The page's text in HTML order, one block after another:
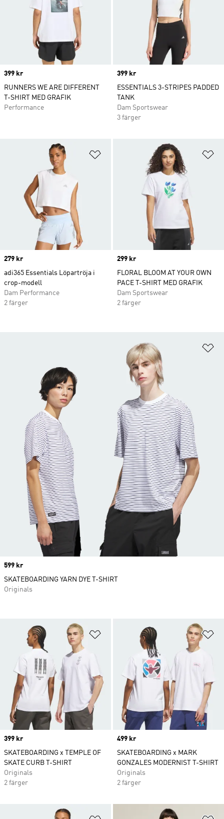
Price
399 kr
RUNNERS WE ARE DIFFERENT
T-SHIRT MED GRAFIK
Performance
Price
399 kr
ESSENTIALS 3-STRIPES PADDED
TANK
Dam Sportswear
3 färger
Lägg till på önskelistan
Price
279 kr
adi365 Essentials Löpartröja i
crop-modell
Dam Performance
2 färger
Price
299 kr
FLORAL BLOOM AT YOUR OWN
PACE T-SHIRT MED GRAFIK
Dam Sportswear
2 färger
Lägg till på önskelistan
Price
399 kr
SKATEBOARDING x TEMPLE OF
SKATE CURB T-SHIRT
Originals
2 färger
Price
499 kr
SKATEBOARDING x MARK
GONZALES MODERNIST T-SHIRT
Originals
2 färger
Price
599 kr
SKATEBOARDING YARN DYE T-SHIRT
Originals